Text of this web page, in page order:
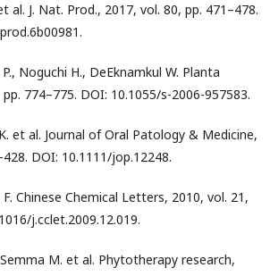
al. J. Nat. Prod., 2017, vol. 80, pp. 471–478.
Noguchi H., DeEknamkul W. Planta
774–775. DOI: 10.1055/s-2006-957583.
et al. Journal of Oral Patology & Medicine,
DOI: 10.1111/jop.12248.
F. Chinese Chemical Letters, 2010, vol. 21,
j.cclet.2009.12.019.
M. et al. Phytotherapy research,